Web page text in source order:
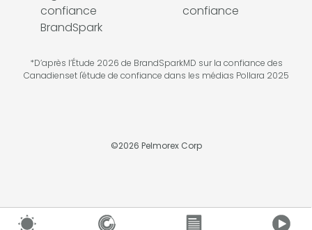
*D’après l’Étude 2026 de BrandSparkMD sur la confiance des
Canadienset l'étude de confiance dans les médias Pollara 2025
©2026 Pelmorex Corp